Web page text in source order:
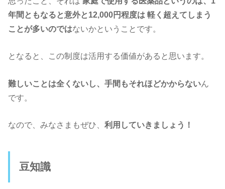
年間ともなると意外と12,000円程度は 軽く超えてしまう
ことが多いのではないかということです。
となると、この制度は活用する価値があると思います。
難しいことは全くないし、手間もそれほどかからないん
です。
なので、みなさまもぜひ、利用していきましょう！
豆知識